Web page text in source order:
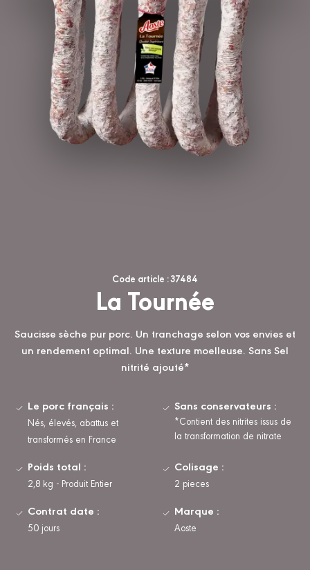
Code article : 37484
La Tournée
Saucisse sèche pur porc. Un tranchage selon vos envies et
un rendement optimal. Une texture moelleuse. Sans Sel
nitrité ajouté*
Le porc français :
Nés, élevés, abattus et
transformés en France
Sans conservateurs :
*Contient des nitrites issus de
la transformation de nitrate
Poids total :
2,8 kg - Produit Entier
Colisage :
2 pieces
Contrat date :
50 jours
Marque :
Aoste